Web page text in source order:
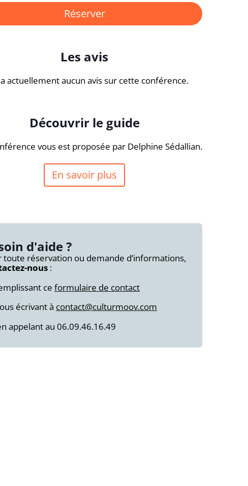
Réserver
Les avis
actuellement aucun avis sur cette conférence.
Découvrir le guide
vous est proposée par Delphine Sédallian.
En savoir plus
d'aide ?
toute réservation ou demande d’informations,
nous :
ce formulaire de contact
écrivant à contact@culturmoov.com
appelant au 06.09.46.16.49